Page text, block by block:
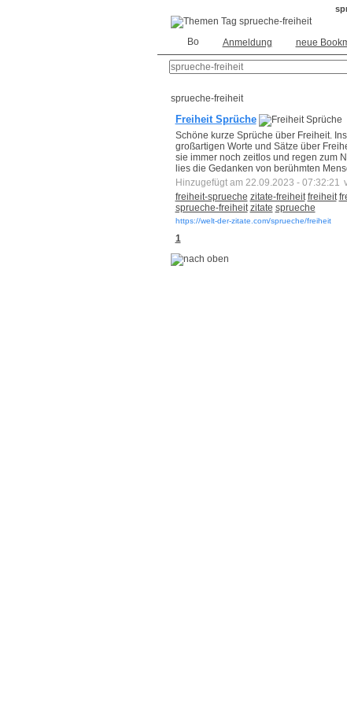
Anmeldung neue
sprueche-freiheit
Freiheit Sprüche
Schöne kurze Sprüche über Freiheit.
großartigen Worte und Sätze über
sie immer noch zeitlos und regen zum
lies die Gedanken von berühmten
Hinzugefügt am 22.09.2023 - 07:32:21
freiheit-sprueche zitate-freiheit freiheit
sprueche-freiheit zitate sprueche
https://welt-der-zitate.com/sprueche/freiheit
1